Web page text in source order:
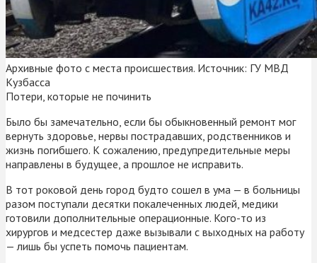
Архивные фото с места происшествия. Источник: ГУ МВД
Кузбасса
Потери, которые не починить
Было бы замечательно, если бы обыкновенный ремонт мог
вернуть здоровье, нервы пострадавших, родственников и
жизнь погибшего. К сожалению, предупредительные меры
направлены в будущее, а прошлое не исправить.
В тот роковой день город будто сошел в ума — в больницы
разом поступали десятки покалеченных людей, медики
готовили дополнительные операционные. Кого-то из
хирургов и медсестер даже вызывали с выходных на работу
— лишь бы успеть помочь пациентам.